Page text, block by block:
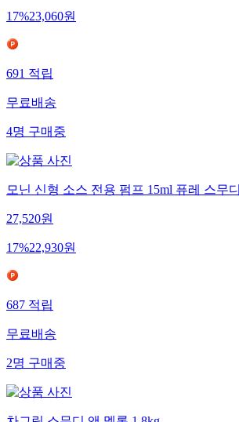
17%23,060원
691적립
무료배송
4명구매중
모닌 신형 소스 전용 펌프 15ml 퓨레 스무
27,520원
17%22,930원
687적립
무료배송
2명구매중